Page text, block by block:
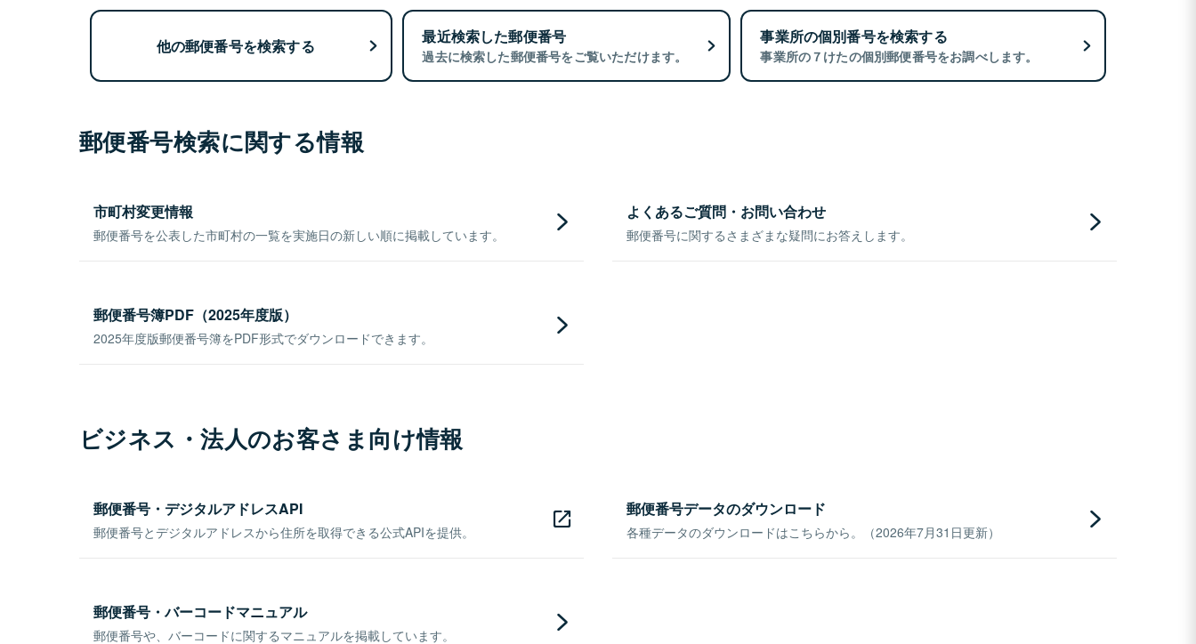
他の郵便番号を検索する 最近検索した郵便番号
過去に検索した郵便番号をご覧いただけます。
事業所の個別番号を検索する
事業所の７けたの個別郵便番号をお調べします。
郵便番号検索に関する情報
市町村変更情報
郵便番号を公表した市町村の一覧を実施日の新しい順に掲載しています。
よくあるご質問・お問い合わせ
郵便番号に関するさまざまな疑問にお答えします。
郵便番号簿PDF（2025年度版）
2025年度版郵便番号簿をPDF形式でダウンロードできます。
ビジネス・法人のお客さま向け情報
郵便番号・デジタルアドレスAPI
郵便番号とデジタルアドレスから住所を取得できる公式APIを提供。
郵便番号データのダウンロード
各種データのダウンロードはこちらから。（2026年7月31日更新）
郵便番号・バーコードマニュアル
郵便番号や、バーコードに関するマニュアルを掲載しています。